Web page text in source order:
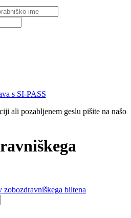
s SI-PASS
ali pozabljenem geslu pišite na našo
zobozdravniškega biltena